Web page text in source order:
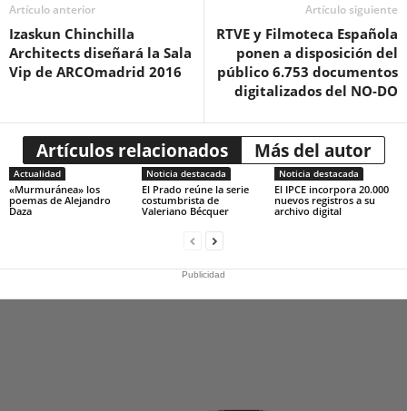
Artículo anterior
Izaskun Chinchilla
Architects diseñará la Sala
Vip de ARCOmadrid 2016
Artículo siguiente
RTVE y Filmoteca Española
ponen a disposición del
público 6.753 documentos
digitalizados del NO-DO
Artículos relacionados Más del autor
Actualidad
«Murmuránea» los
poemas de Alejandro
Daza
Noticia destacada
El Prado reúne la serie
costumbrista de
Valeriano Bécquer
Noticia destacada
El IPCE incorpora 20.000
nuevos registros a su
archivo digital
Publicidad